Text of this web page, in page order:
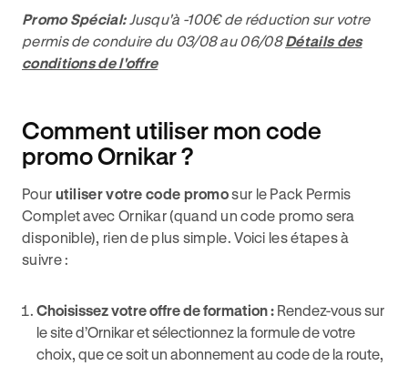
Promo Spécial:Jusqu'à -100€ de réduction sur votre
permis de conduire du 03/08 au 06/08Détails des
conditions de l'offre
Comment utiliser mon code
promo Ornikar ?
Pour utiliser votre code promosur le Pack Permis
Complet avec Ornikar (quand un code promo sera
disponible), rien de plus simple. Voici les étapes à
suivre :
Choisissez votre offre de formation : Rendez-vous sur
le site d’Ornikar et sélectionnez la formule de votre
choix, que ce soit un abonnement au code de la route,